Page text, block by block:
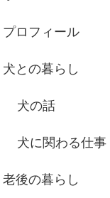
プロフィール
犬との暮らし
犬の話
犬に関わる仕事
老後の暮らし